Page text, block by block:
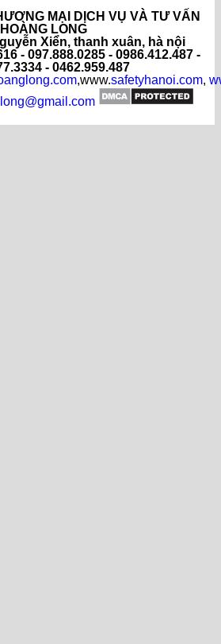
MẠI DỊCH VỤ VÀ TƯ VẤN
HOÀNG LONG
Xiển, thanh xuân, hà nội
- 097.888.0285 - 0986.412.487 -
- 0462.959.487
,www.safetyhanoi.com,